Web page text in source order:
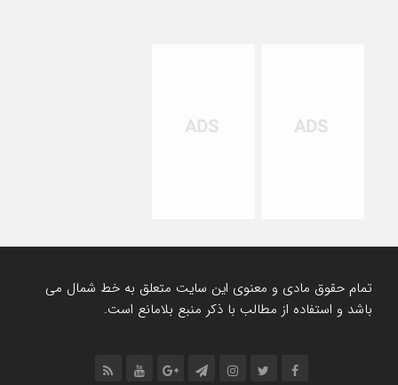
تمام حقوق مادی و معنوی این سایت متعلق به خط شمال می
باشد و استفاده از مطالب با ذکر منبع بلامانع است.